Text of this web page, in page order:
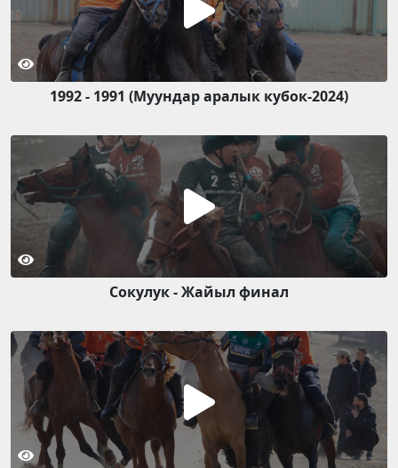
1992 - 1991 (Муундар аралык кубок-2024)
Сокулук - Жайыл финал